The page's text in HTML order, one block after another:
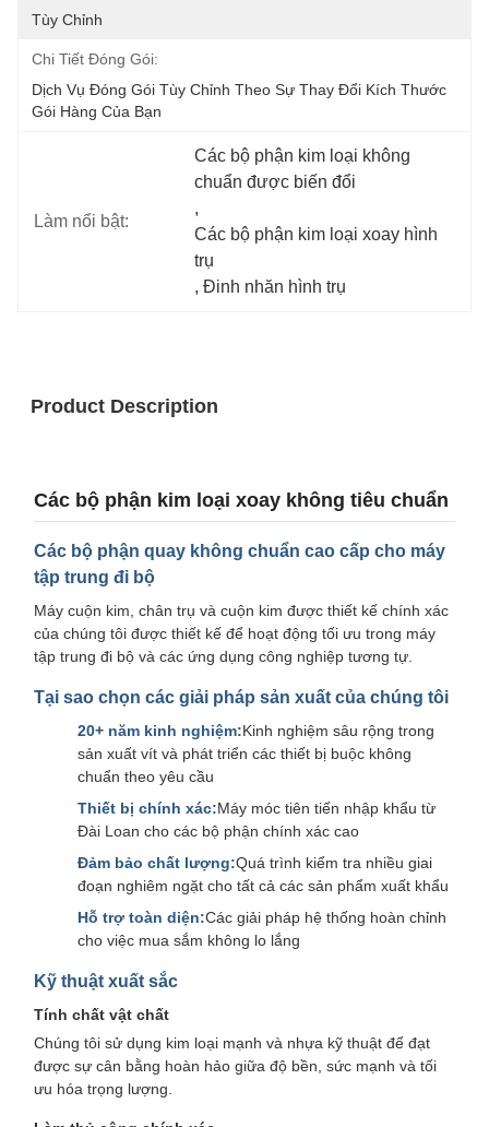
Tùy Chỉnh
Chi Tiết Đóng Gói:
Dịch Vụ Đóng Gói Tùy Chỉnh Theo Sự Thay Đổi Kích Thước
Gói Hàng Của Bạn
Làm nổi bật:
Các bộ phận kim loại không
chuẩn được biến đổi
,
Các bộ phận kim loại xoay hình
trụ
, Đinh nhăn hình trụ
Product Description
Các bộ phận kim loại xoay không tiêu chuẩn
Các bộ phận quay không chuẩn cao cấp cho máy
tập trung đi bộ
Máy cuộn kim, chân trụ và cuộn kim được thiết kế chính xác
của chúng tôi được thiết kế để hoạt động tối ưu trong máy
tập trung đi bộ và các ứng dụng công nghiệp tương tự.
Tại sao chọn các giải pháp sản xuất của chúng tôi
20+ năm kinh nghiệm:Kinh nghiệm sâu rộng trong
sản xuất vít và phát triển các thiết bị buộc không
chuẩn theo yêu cầu
Thiết bị chính xác:Máy móc tiên tiến nhập khẩu từ
Đài Loan cho các bộ phận chính xác cao
Đảm bảo chất lượng:Quá trình kiểm tra nhiều giai
đoạn nghiêm ngặt cho tất cả các sản phẩm xuất khẩu
Hỗ trợ toàn diện:Các giải pháp hệ thống hoàn chỉnh
cho việc mua sắm không lo lắng
Kỹ thuật xuất sắc
Tính chất vật chất
Chúng tôi sử dụng kim loại mạnh và nhựa kỹ thuật để đạt
được sự cân bằng hoàn hảo giữa độ bền, sức mạnh và tối
ưu hóa trọng lượng.